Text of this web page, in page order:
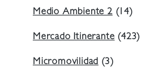
Medio Ambiente 2(14)
Mercado Itinerante (423)
Micromovilidad (3)